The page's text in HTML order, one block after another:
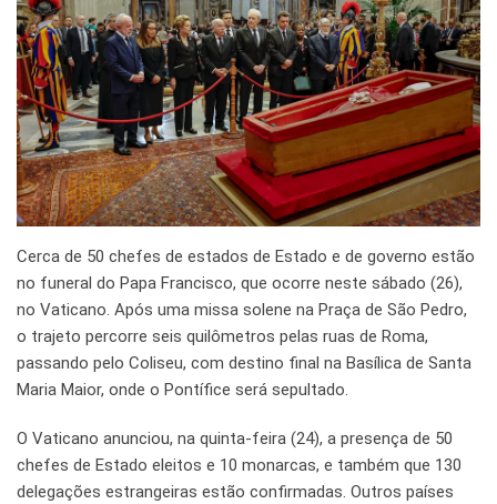
Cerca de 50 chefes de estados de Estado e de governo estão
no funeral do Papa Francisco, que ocorre neste sábado (26),
no Vaticano. Após uma missa solene na Praça de São Pedro,
o trajeto percorre seis quilômetros pelas ruas de Roma,
passando pelo Coliseu, com destino final na Basílica de Santa
Maria Maior, onde o Pontífice será sepultado.
O Vaticano anunciou, na quinta-feira (24), a presença de 50
chefes de Estado eleitos e 10 monarcas, e também que 130
delegações estrangeiras estão confirmadas. Outros países